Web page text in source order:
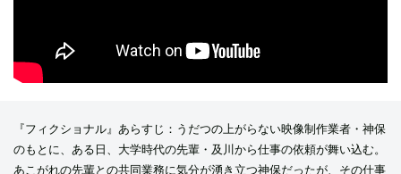
『フィクショナル』あらすじ：うだつの上がらない映像制作業者・神保
のもとに、ある日、大学時代の先輩・及川から仕事の依頼が舞い込む。
あこがれの先輩との共同業務に気分が湧き立つ神保だったが、その仕事